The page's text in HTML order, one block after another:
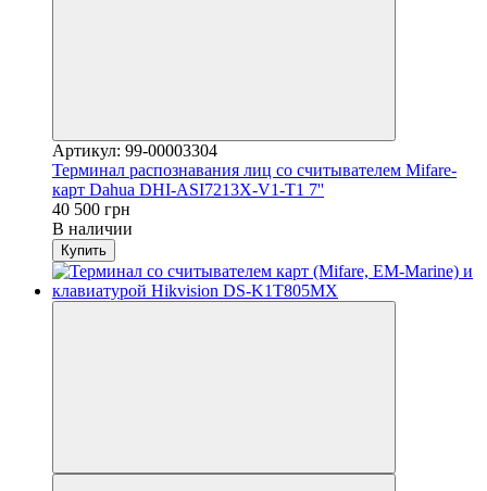
Артикул: 99-00003304
Терминал распознавания лиц со считывателем Mifare-
карт Dahua DHI-ASI7213X-V1-T1 7''
40 500 грн
В наличии
Купить